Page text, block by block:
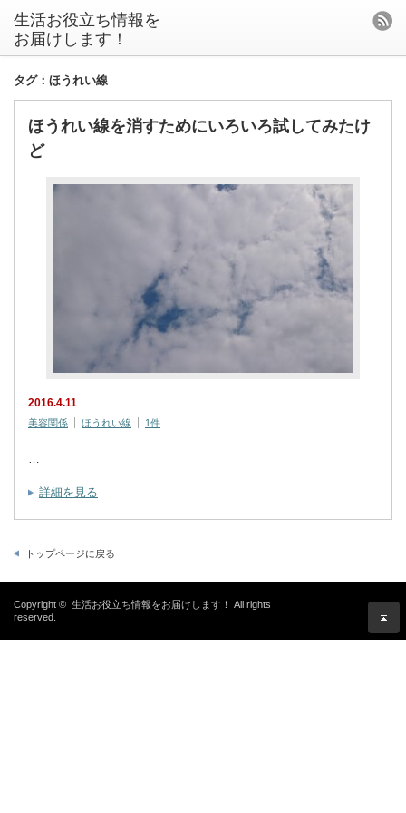
生活お役立ち情報を
お届けします！
タグ：ほうれい線
ほうれい線を消すためにいろいろ試してみたけ
ど
2016.4.11
美容関係 ほうれい線 1件
…
詳細を見る
トップページに戻る
Copyright © 生活お役立ち情報をお届けします！
All rights
reserved.